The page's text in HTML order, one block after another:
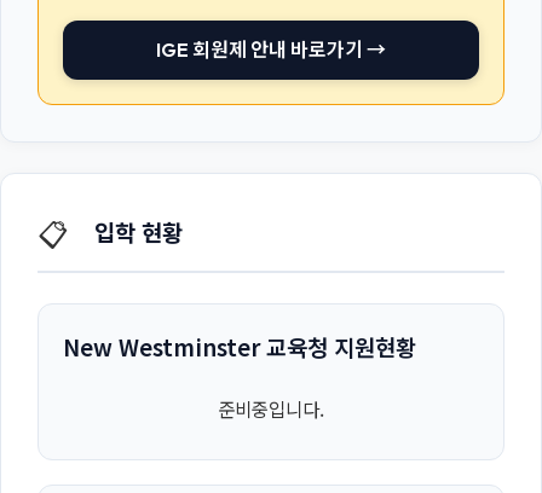
IGE 회원제 안내 바로가기 →
📋 입학 현황
New Westminster 교육청 지원현황
준비중입니다.